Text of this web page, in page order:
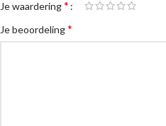
Je waardering*
Je beoordeling*